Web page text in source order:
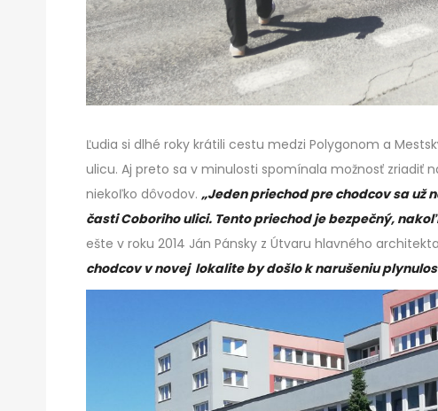
Ľudia si dlhé roky krátili cestu medzi Polygonom a
ulicu. Aj preto sa v minulosti spomínala možnosť zriadiť
niekoľko dôvodov. „Jeden priechod pre chodcov sa
časti Coboriho ulici. Tento priechod je bezpečný,
ešte v roku 2014 Ján Pánsky z Útvaru hlavného
chodcov v novej lokalite by došlo k narušeniu